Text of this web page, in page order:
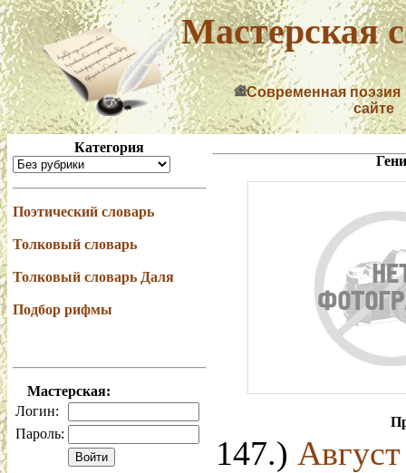
Мастерская
Современная поэзия
сайте
Категория
Поэтический словарь
Толковый словарь
Толковый словарь Даля
Подбор рифмы
Мастерская:
Логин:
Пароль:
147.)